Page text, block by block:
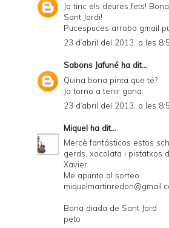
Ja tinc els deures fets!
Sant Jordi!
Pucespuces arroba gmail
23 d’abril del 2013, a les
Sabons Jafuné ha dit...
Quina bona pinta que té?
Ja torno a tenir gana.
23 d’abril del 2013, a les
Miquel ha dit...
Mercè fantásticos estos
gerds, xocolata i pistatxos
Xavier.
Me apunto al sorteo
Bona diada de Sant Jord
peto